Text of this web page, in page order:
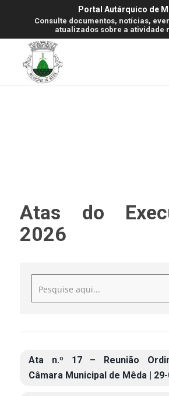
Portal Autárquico de
Consulte documentos, notícias,
atualizados sobre a atividade
Atas do
2026
Ata n.º 17 – Reunião
Câmara Municipal de Mêda |